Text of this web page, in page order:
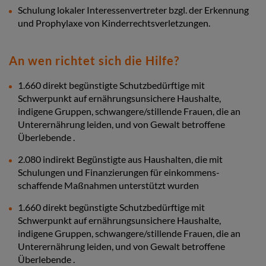
Schulung lokaler Interessenvertreter bzgl. der Erkennung
und Prophylaxe von Kinderrechtsverletzungen.
An wen richtet sich die Hilfe?
1.660 direkt begünstigte Schutzbedürftige mit
Schwerpunkt auf ernährungsunsichere Haushalte,
indigene Gruppen, schwangere/stillende Frauen, die an
Unterernährung leiden, und von Gewalt betroffene
Überlebende .
2.080 indirekt Begünstigte aus Haushalten, die mit
Schulungen und Finanzierungen für einkommens-
schaffende Maßnahmen unterstützt wurden
1.660 direkt begünstigte Schutzbedürftige mit
Schwerpunkt auf ernährungsunsichere Haushalte,
indigene Gruppen, schwangere/stillende Frauen, die an
Unterernährung leiden, und von Gewalt betroffene
Überlebende .